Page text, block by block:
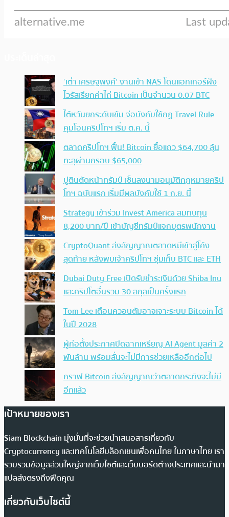
‘เต๋า เศรษฐพงศ์’ งานเข้า NAS โดนแฮกเกอร์ฝัง
ไวรัสเรียกค่าไถ่ Bitcoin เป็นจำนวน 0.07 BTC
ไต้หวันยกระดับเข้ม จ่อบังคับใช้กฏ Travel Rule
คุมโอนคริปโทฯ เริ่ม ต.ค. นี้
ตลาดคริปโทฯ ฟื้น! Bitcoin ยื้อแถว $64,700 ลุ้น
ทะลุผ่านกรอบ $65,000
ปูตินตัดหน้าทรัมป์ เซ็นลงนามอนุมัติกฎหมายคริป
โทฯ ฉบับแรก เริ่มมีผลบังคับใช้ 1 ก.ย. นี้
Strategy เข้าร่วม Invest America สมทบทุน
8,200 บาท/ปี เข้าบัญชีทรัมป์แจกบุตรพนักงาน
CryptoQuant ส่งสัญญาณตลาดหมีเข้าสู่โค้ง
สุดท้าย หลังพบเจ้าคริปโทฯ ซุ่มเก็บ BTC และ ETH
Dubai Duty Free เปิดรับชำระเงินด้วย Shiba Inu
และคริปโตอื่นรวม 30 สกุลเป็นครั้งแรก
Tom Lee เตือนควอนตัมอาจเจาะระบบ Bitcoin ได้
ในปี 2028
ผู้ก่อตั้งประกาศปิดฉากเหรียญ AI Agent มูลค่า 2
พันล้าน พร้อมลั่นจะไม่มีการช่วยเหลืออีกต่อไป
กราฟ Bitcoin ส่งสัญญาณว่าตลาดกระทิงจะไม่มี
อีกแล้ว
เป้าหมายของเรา
Siam Blockchain มุ่งมั่นที่จะช่วยนำเสนอสารเกี่ยวกับ
Cryptocurrency และเทคโนโลยีบล็อกเชนเพื่อคนไทย ในภาษาไทย เรา
รวบรวมข้อมูลส่วนใหญ่จากเว็บไซต์และเว็บบอร์ดต่างประเทศและนำมา
แปลส่งตรงถึงฟีดคุณ
เกี่ยวกับเว็บไซต์นี้